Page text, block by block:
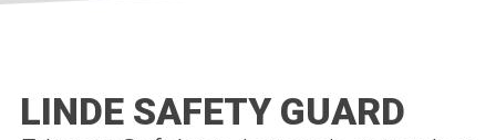
LINDE SAFETY GUARD